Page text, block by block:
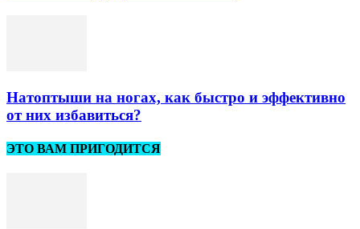
Натоптыши на ногах, как быстро и эффективно
от них избавиться?
ЭТО ВАМ ПРИГОДИТСЯ